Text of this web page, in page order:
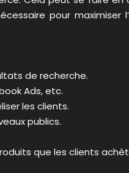
pour maximiser
de recherche.
Ads, etc.
les clients.
publics.
que les clients